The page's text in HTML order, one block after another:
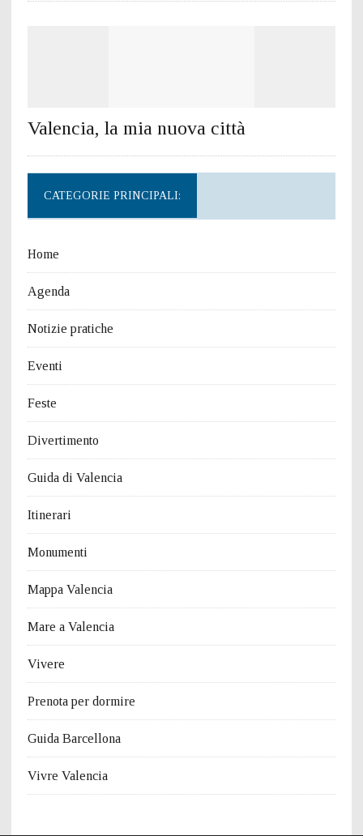
Valencia, la mia nuova città
CATEGORIE PRINCIPALI:
Home
Agenda
Notizie pratiche
Eventi
Feste
Divertimento
Guida di Valencia
Itinerari
Monumenti
Mappa Valencia
Mare a Valencia
Vivere
Prenota per dormire
Guida Barcellona
Vivre Valencia